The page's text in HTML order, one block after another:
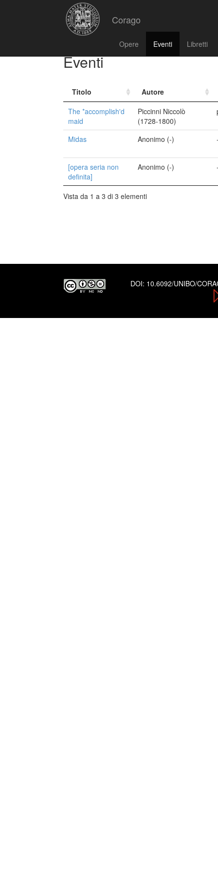
Corago
Opere Eventi Libretti
Eventi
Titolo
Autore
The *accomplish'd
maid
Piccinni Niccolò
(1728-1800)
Midas Anonimo (-)
[opera seria non
definita]
Anonimo (-)
Vista da 1 a 3 di 3 elementi
DOI: 10.6092/UNIBO/